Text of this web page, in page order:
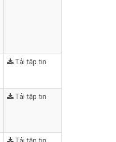
Tải tập tin
Tải tập tin